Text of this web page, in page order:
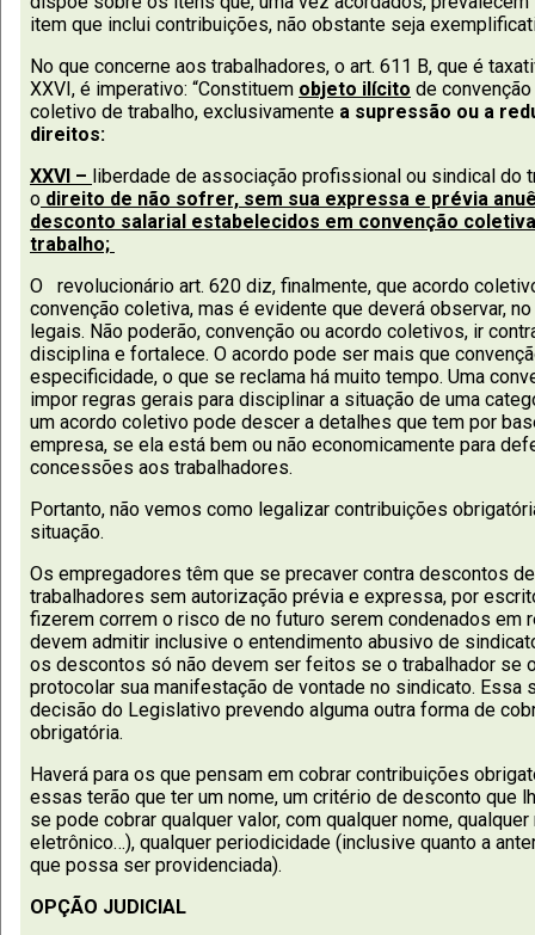
item que inclui contribuições, não obstante seja
No que concerne aos trabalhadores, o art. 611 B, que é
XXVI, é imperativo: “Constituem objeto ilícito de
coletivo de trabalho, exclusivamente a supressão ou a
direitos:
XXVI – liberdade de associação profissional ou sindical do
o direito de não sofrer, sem sua expressa e prévia
desconto salarial estabelecidos em convenção
trabalho;
O revolucionário art. 620 diz, finalmente, que acordo
convenção coletiva, mas é evidente que deverá observar,
legais. Não poderão, convenção ou acordo coletivos, ir
disciplina e fortalece. O acordo pode ser mais que
especificidade, o que se reclama há muito tempo. Uma
impor regras gerais para disciplinar a situação de uma
um acordo coletivo pode descer a detalhes que tem por
empresa, se ela está bem ou não economicamente para
concessões aos trabalhadores.
Portanto, não vemos como legalizar contribuições
situação.
Os empregadores têm que se precaver contra descontos
trabalhadores sem autorização prévia e expressa, por
fizerem correm o risco de no futuro serem condenados em
devem admitir inclusive o entendimento abusivo de
os descontos só não devem ser feitos se o trabalhador se
protocolar sua manifestação de vontade no sindicato. Essa
decisão do Legislativo prevendo alguma outra forma de
obrigatória.
Haverá para os que pensam em cobrar contribuições
essas terão que ter um nome, um critério de desconto que
se pode cobrar qualquer valor, com qualquer nome,
eletrônico…), qualquer periodicidade (inclusive quanto a
que possa ser providenciada).
OPÇÃO JUDICIAL